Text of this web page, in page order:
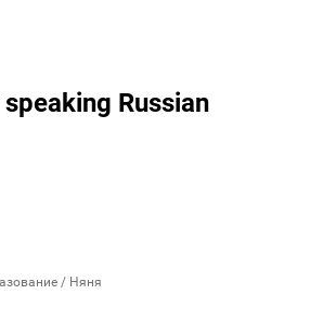
speaking Russian
/ Няня